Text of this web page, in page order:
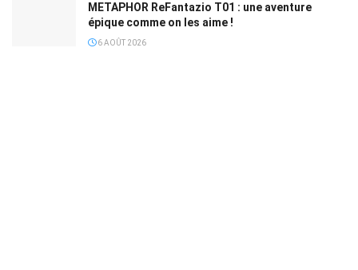
METAPHOR ReFantazio T01 : une aventure
épique comme on les aime !
6 AOÛT 2026